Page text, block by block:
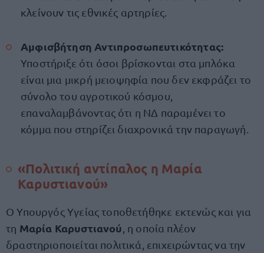
κλείνουν τις εθνικές αρτηρίες.
Αμφισβήτηση Αντιπροσωπευτικότητας:
Υποστήριξε ότι όσοι βρίσκονται στα μπλόκα
είναι μια μικρή μειοψηφία που δεν εκφράζει το
σύνολο του αγροτικού κόσμου,
επαναλαμβάνοντας ότι η ΝΔ παραμένει το
κόμμα που στηρίζει διαχρονικά την παραγωγή.
«Πολιτική αντίπαλος η Μαρία
Καρυστιανού»
Ο Υπουργός Υγείας τοποθετήθηκε εκτενώς και για
τη Μαρία Καρυστιανού , η οποία πλέον
δραστηριοποιείται πολιτικά, επιχειρώντας να την